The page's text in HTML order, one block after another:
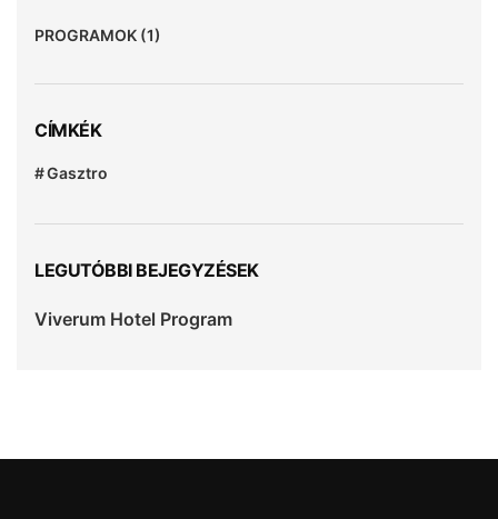
PROGRAMOK (1)
CÍMKÉK
Gasztro
LEGUTÓBBI BEJEGYZÉSEK
Viverum Hotel Program